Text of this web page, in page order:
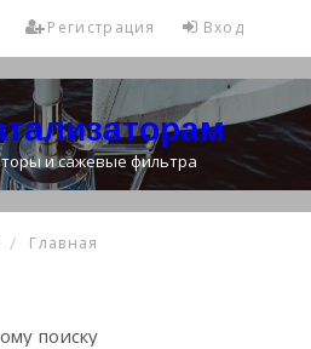
Вход
Регистрация
и сажевые фильтра
Главная
поиску